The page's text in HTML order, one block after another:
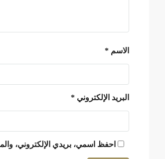
الاسم *
البريد الإلكتروني *
احفظ اسمي، بريدي الإلكتروني،